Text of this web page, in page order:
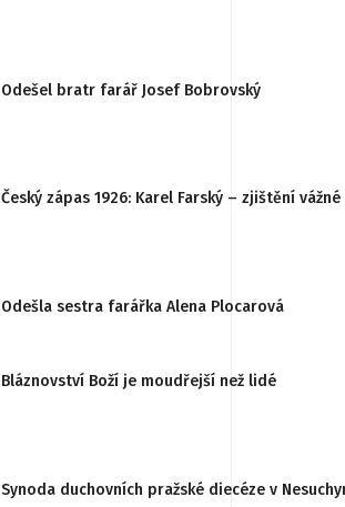
Odešel bratr farář Josef Bobrovský
Český zápas 1926: Karel Farský – zjištění
Odešla sestra farářka Alena Plocarová
Bláznovství Boží je moudřejší než lidé
Synoda duchovních pražské diecéze v